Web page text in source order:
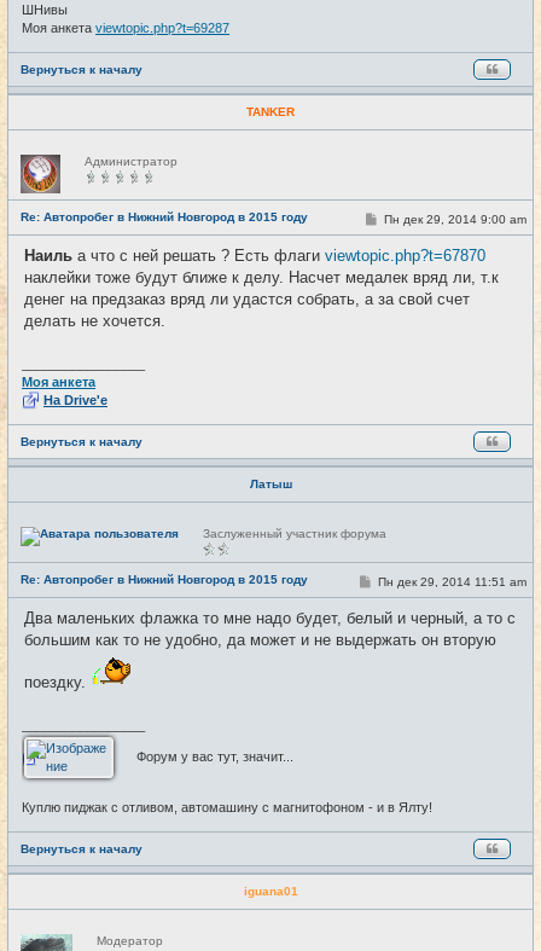
ШНивы
Моя анкета viewtopic.php?t=69287
Вернуться к началу
TANKER
Н
е
в
с
е
т
и
Администратор
Re: Автопробег в Нижний Новгород в 2015 году #28
С
о
о
б
щ
н
Пн дек 29, 2014 9:00 am
Наиль а что с ней решать ? Есть флаги viewtopic.php?t=67870
наклейки тоже будут ближе к делу. Насчет медалек вряд ли, т.к
денег на предзаказ вряд ли удастся собрать, а за свой счет
делать не хочется.
Моя анкета
На Drive'e
Вернуться к началу
Латыш
Н
е
е
т
и
Заслуженный участник форума
Re: Автопробег в Нижний Новгород в 2015 году #29
С
о
б
щ
е
Пн дек 29, 2014 11:51 am
Два маленьких флажка то мне надо будет, белый и черный, а то с
большим как то не удобно, да может и не выдержать он вторую
поездку.
Форум у вас тут, значит...
Куплю пиджак с отливом, автомашину с магнитофоном - и в Ялту!
Вернуться к началу
iguana01
Н
е
Модератор